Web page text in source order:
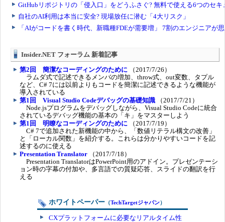
Insider.NET フォーラム 新着記事
第2回 簡潔なコーディングのために （2017/7/26）
ラムダ式で記述できるメンバの増加、throw式、out変数、タプル
など、C# 7には以前よりもコードを簡潔に記述できるような機能が
導入されている
第1回 Visual Studio Codeデバッグの基礎知識 （2017/7/21）
Node.jsプログラムをデバッグしながら、Visual Studio Codeに統合
されているデバッグ機能の基本の「キ」をマスターしよう
第1回 明瞭なコーディングのために （2017/7/19）
C# 7で追加された新機能の中から、「数値リテラル構文の改善」
と「ローカル関数」を紹介する。これらは分かりやすいコードを記
述するのに使える
Presentation Translator （2017/7/18）
Presentation TranslatorはPowerPoint用のアドイン。プレゼンテーシ
ョン時の字幕の付加や、多言語での質疑応答、スライドの翻訳を行
える
ホワイトペーパー （TechTargetジャパン）
CXプラットフォームに必要なリアルタイム性